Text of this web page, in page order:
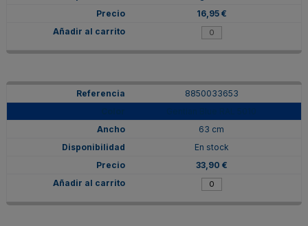
16,95 €
8850033653
63 cm
En stock
33,90 €